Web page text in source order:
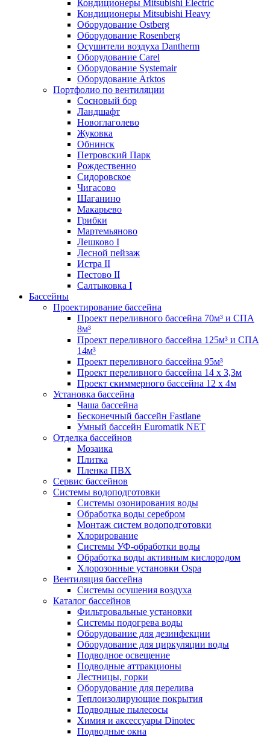
Кондиционеры Mitsubishi Electric
Кондиционеры Mitsubishi Heavy
Оборудование Ostberg
Оборудование Rosenberg
Осушители воздуха Dantherm
Оборудование Carel
Оборудование Systemair
Оборудование Arktos
Портфолио по вентиляции
Сосновый бор
Ландшафт
Новоглаголево
Жуковка
Обнинск
Петровский Парк
Рождественно
Сидоровское
Чигасово
Шаганино
Макарьево
Грибки
Мартемьяново
Лешково I
Лесной пейзаж
Истра II
Пестово II
Салтыковка I
Бассейны
Проектирование бассейна
Проект переливного бассейна 70м³ и СПА
8м³
Проект переливного бассейна 125м³ и СПА
14м³
Проект переливного бассейна 95м³
Проект переливного бассейна 14 х 3,3м
Проект скиммерного бассейна 12 х 4м
Установка бассейна
Чаша бассейна
Бесконечный бассейн Fastlane
Умный бассейн Euromatik NET
Отделка бассейнов
Мозаика
Плитка
Пленка ПВХ
Сервис бассейнов
Системы водоподготовки
Системы озонирования воды
Обработка воды серебром
Монтаж систем водоподготовки
Хлорирование
Системы УФ-обработки воды
Обработка воды активным кислородом
Хлорозонные установки Ospa
Вентиляция бассейна
Системы осушения воздуха
Каталог бассейнов
Фильтровальные установки
Системы подогрева воды
Оборудование для дезинфекции
Оборудование для циркуляции воды
Подводное освещение
Подводные аттракционы
Лестницы, горки
Оборудование для перелива
Теплоизолирующие покрытия
Подводные пылесосы
Химия и аксессуары Dinotec
Подводные окна